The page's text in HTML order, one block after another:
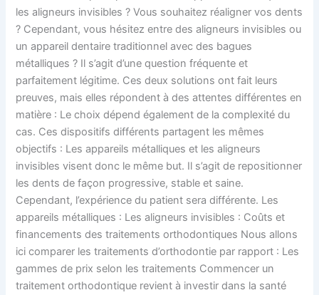
les aligneurs invisibles ? Vous souhaitez réaligner vos dents
? Cependant, vous hésitez entre des aligneurs invisibles ou
un appareil dentaire traditionnel avec des bagues
métalliques ? Il s’agit d’une question fréquente et
parfaitement légitime. Ces deux solutions ont fait leurs
preuves, mais elles répondent à des attentes différentes en
matière : Le choix dépend également de la complexité du
cas. Ces dispositifs différents partagent les mêmes
objectifs : Les appareils métalliques et les aligneurs
invisibles visent donc le même but. Il s’agit de repositionner
les dents de façon progressive, stable et saine.
Cependant, l’expérience du patient sera différente. Les
appareils métalliques : Les aligneurs invisibles : Coûts et
financements des traitements orthodontiques Nous allons
ici comparer les traitements d’orthodontie par rapport : Les
gammes de prix selon les traitements Commencer un
traitement orthodontique revient à investir dans la santé